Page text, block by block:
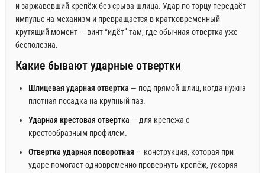
и заржавевший крепёж без срыва шлица. Удар по торцу передаёт
импульс на механизм и превращается в кратковременный
крутящий момент — винт “идёт” там, где обычная отвертка уже
бесполезна.
Какие бывают ударные отвертки
Шлицевая ударная отвертка — под прямой шлиц, когда нужна
плотная посадка на крупный паз.
Ударная крестовая отвертка — для крепежа с
крестообразным профилем.
Отвертка ударная поворотная — конструкция, которая при
ударе помогает одновременно провернуть крепёж, ускоряя